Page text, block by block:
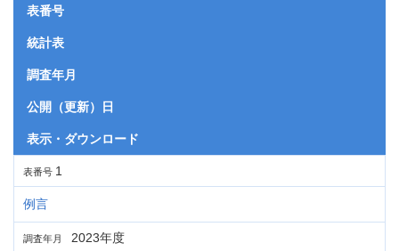
表番号
統計表
調査年月
公開（更新）日
表示・ダウンロード
表番号 1
例言
調査年月 2023年度